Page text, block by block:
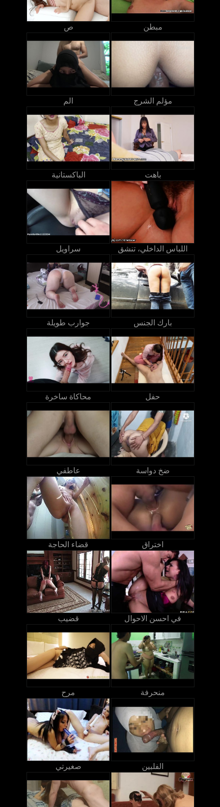
ص مبطن
الم مؤلم الشرج
الباكستانية باهت
سراويل اللباس الداخلي، تنشق
جوارب طويلة بارك الجنس
محاكاة ساخرة حفل
عاطفي ضخ دواسة
قضاء الحاجة اختراق
قضيب في احسن الاحوال
مرح منحرفة
صغيرتي الفلبين